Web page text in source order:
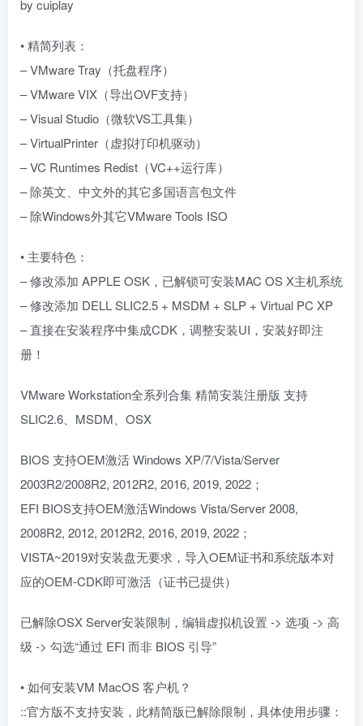
by cuiplay
• 精简列表：
– VMware Tray（托盘程序）
– VMware VIX（导出OVF支持）
– Visual Studio（微软VS工具集）
– VirtualPrinter（虚拟打印机驱动）
– VC Runtimes Redist（VC++运行库）
– 除英文、中文外的其它多国语言包文件
– 除Windows外其它VMware Tools ISO
• 主要特色：
– 修改添加 APPLE OSK，已解锁可安装MAC OS X主机系统
– 修改添加 DELL SLIC2.5 + MSDM + SLP + Virtual PC XP
– 直接在安装程序中集成CDK，调整安装UI，安装好即注
册！
VMware Workstation全系列合集 精简安装注册版 支持
SLIC2.6、MSDM、OSX
BIOS 支持OEM激活 Windows XP/7/Vista/Server
2003R2/2008R2, 2012R2, 2016, 2019, 2022；
EFI BIOS支持OEM激活Windows Vista/Server 2008,
2008R2, 2012, 2012R2, 2016, 2019, 2022；
VISTA~2019对安装盘无要求，导入OEM证书和系统版本对
应的OEM-CDK即可激活（证书已提供）
已解除OSX Server安装限制，编辑虚拟机设置 -> 选项 -> 高
级 -> 勾选“通过 EFI 而非 BIOS 引导”
• 如何安装VM MacOS 客户机？
::官方版不支持安装，此精简版已解除限制，具体使用步骤：